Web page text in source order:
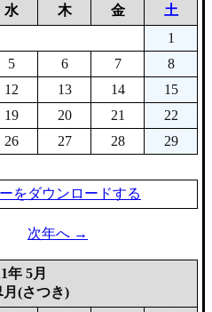
水 木 金
土
1
5 6 7
8
12 13 14
15
19 20 21
22
26 27 28
29
をダウンロードする
次年へ →
年 5月
(さつき)